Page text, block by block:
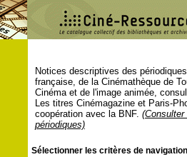
Notices descriptives des
française, de la Cinémathèque de
Cinéma et de l'image animée,
Les titres Cinémagazine et Paris-
coopération avec la BNF.
périodiques)
Sélectionner les critères de